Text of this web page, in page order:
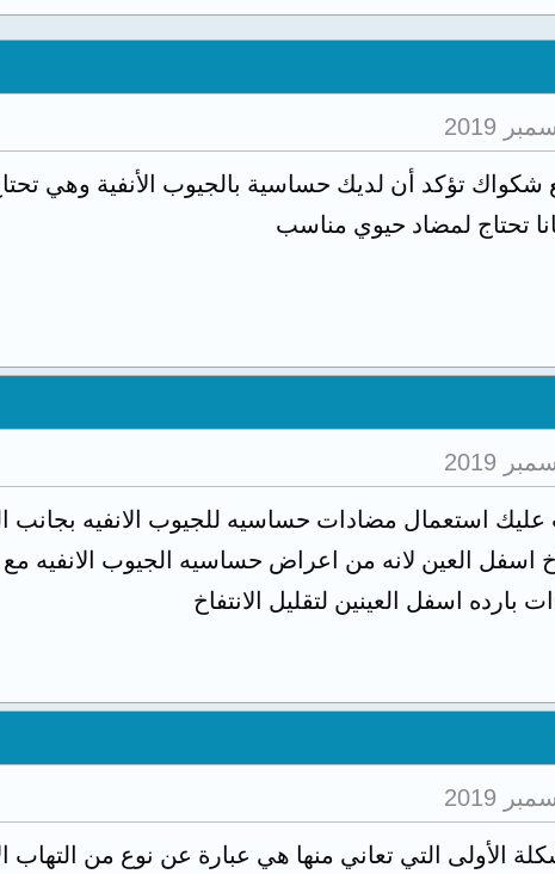
شكواك تؤكد أن لديك حساسية بالجيوب الأنفية وهي
تحتاج لمضاد حيوي مناسب
استعمال مضادات حساسيه للجيوب الانفيه بجانب
اسفل العين لانه من اعراض حساسيه الجيوب الانفيه
بارده اسفل العينين لتقليل الانتفاخ
الأولى التي تعاني منها هي عبارة عن نوع من التهاب